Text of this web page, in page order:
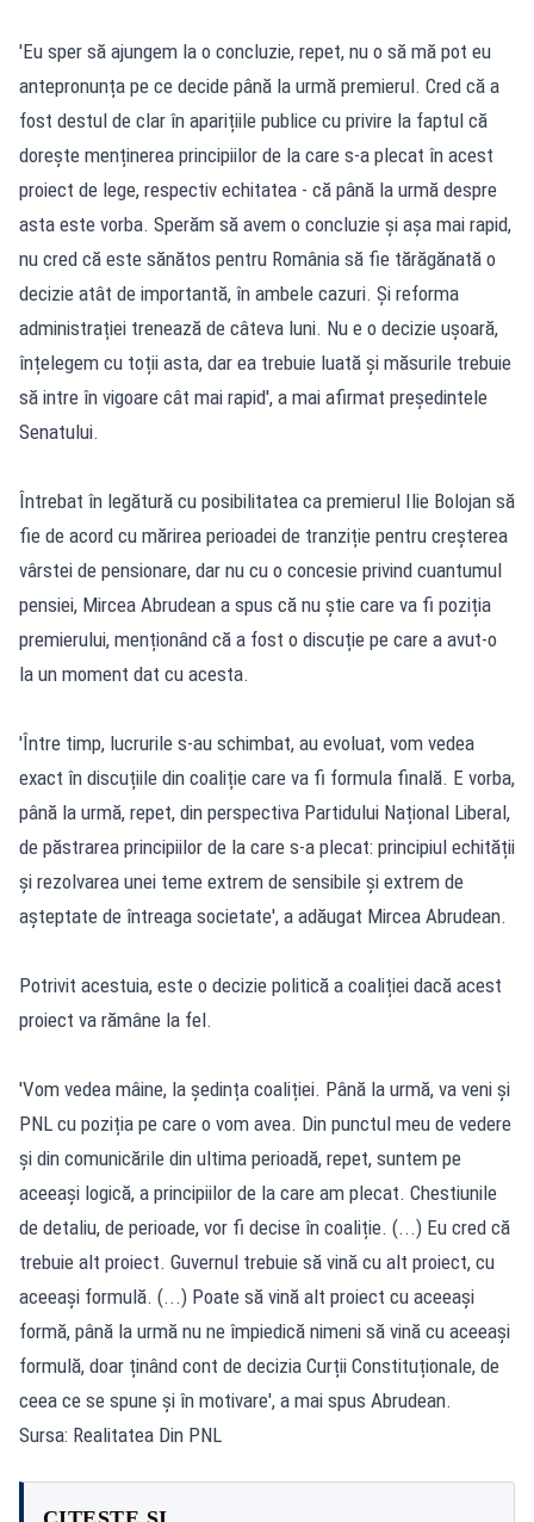
'Eu sper să ajungem la o concluzie, repet, nu o să mă pot eu
antepronunța pe ce decide până la urmă premierul. Cred că a
fost destul de clar în aparițiile publice cu privire la faptul că
dorește menținerea principiilor de la care s-a plecat în acest
proiect de lege, respectiv echitatea - că până la urmă despre
asta este vorba. Sperăm să avem o concluzie și așa mai rapid,
nu cred că este sănătos pentru România să fie tărăgănată o
decizie atât de importantă, în ambele cazuri. Și reforma
administrației trenează de câteva luni. Nu e o decizie ușoară,
înțelegem cu toții asta, dar ea trebuie luată și măsurile trebuie
să intre în vigoare cât mai rapid', a mai afirmat președintele
Senatului.
Întrebat în legătură cu posibilitatea ca premierul Ilie Bolojan să
fie de acord cu mărirea perioadei de tranziție pentru creșterea
vârstei de pensionare, dar nu cu o concesie privind cuantumul
pensiei, Mircea Abrudean a spus că nu știe care va fi poziția
premierului, menționând că a fost o discuție pe care a avut-o
la un moment dat cu acesta.
'Între timp, lucrurile s-au schimbat, au evoluat, vom vedea
exact în discuțiile din coaliție care va fi formula finală. E vorba,
până la urmă, repet, din perspectiva Partidului Național Liberal,
de păstrarea principiilor de la care s-a plecat: principiul echității
și rezolvarea unei teme extrem de sensibile și extrem de
așteptate de întreaga societate', a adăugat Mircea Abrudean.
Potrivit acestuia, este o decizie politică a coaliției dacă acest
proiect va rămâne la fel.
'Vom vedea mâine, la ședința coaliției. Până la urmă, va veni și
PNL cu poziția pe care o vom avea. Din punctul meu de vedere
și din comunicările din ultima perioadă, repet, suntem pe
aceeași logică, a principiilor de la care am plecat. Chestiunile
de detaliu, de perioade, vor fi decise în coaliție. (...) Eu cred că
trebuie alt proiect. Guvernul trebuie să vină cu alt proiect, cu
aceeași formulă. (...) Poate să vină alt proiect cu aceeași
formă, până la urmă nu ne împiedică nimeni să vină cu aceeași
formulă, doar ținând cont de decizia Curții Constituționale, de
ceea ce se spune și în motivare', a mai spus Abrudean.
Sursa: Realitatea Din PNL